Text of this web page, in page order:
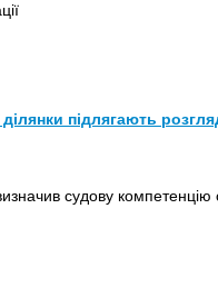
підлягають
судову